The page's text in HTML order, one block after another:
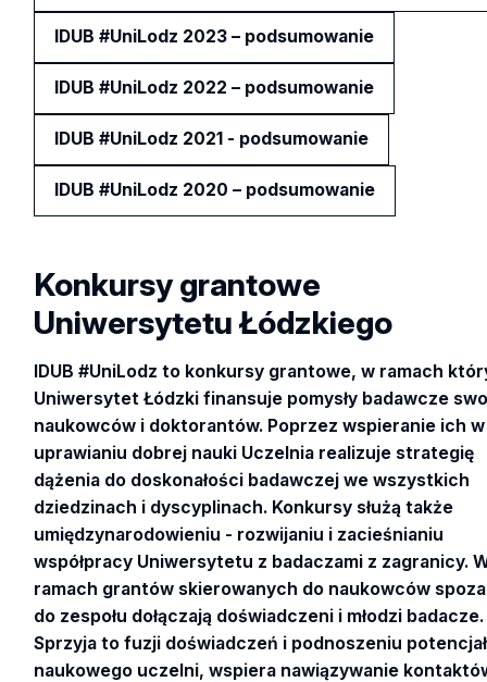
IDUB #UniLodz 2023 – podsumowanie
IDUB #UniLodz 2022 – podsumowanie
IDUB #UniLodz 2021 - podsumowanie
IDUB #UniLodz 2020 – podsumowanie
Konkursy grantowe
Uniwersytetu Łódzkiego
IDUB #UniLodz to konkursy grantowe, w ramach
Uniwersytet Łódzki finansuje pomysły badawcze
naukowców i doktorantów. Poprzez wspieranie ich w
uprawianiu dobrej nauki Uczelnia realizuje strategię
dążenia do doskonałości badawczej we wszystkich
dziedzinach i dyscyplinach. Konkursy służą także
umiędzynarodowieniu - rozwijaniu i zacieśnianiu
współpracy Uniwersytetu z badaczami z zagranicy.
ramach grantów skierowanych do naukowców spoza
do zespołu dołączają doświadczeni i młodzi badacze.
Sprzyja to fuzji doświadczeń i podnoszeniu
naukowego uczelni, wspiera nawiązywanie